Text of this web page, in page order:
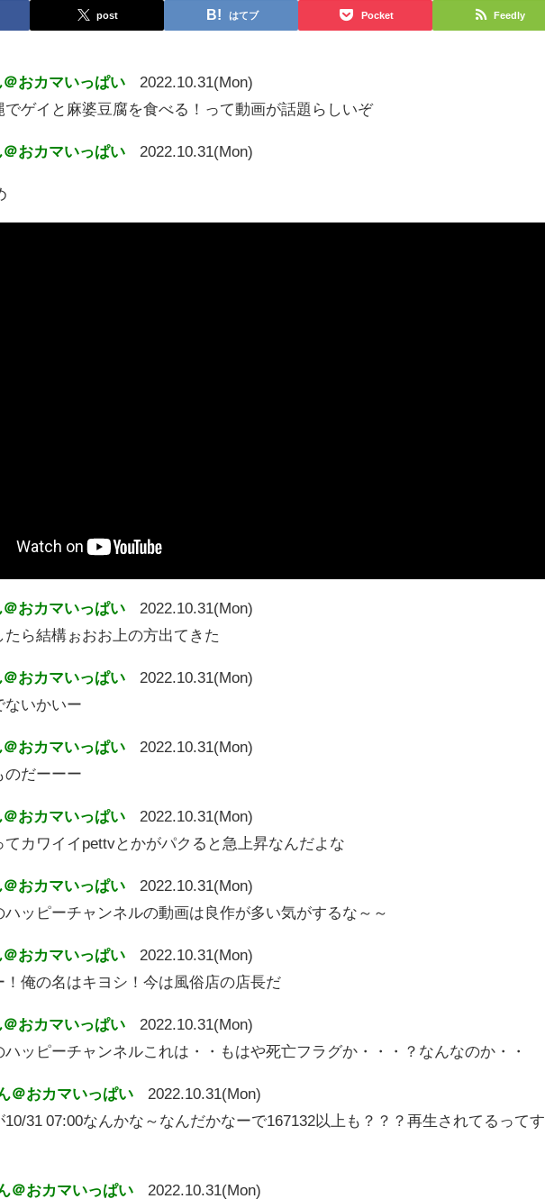
post はてブ Pocket Feedly
おカマいっぱい
2022.10.31(Mon)
でゲイと麻婆豆腐を食べる！って動画が話題らしいぞ
おカマいっぱい 2022.10.31(Mon)
おカマいっぱい
2022.10.31(Mon)
たら結構ぉおお上の方出てきた
おカマいっぱい
2022.10.31(Mon)
ないかいー
おカマいっぱい
2022.10.31(Mon)
のだーーー
おカマいっぱい
2022.10.31(Mon)
てカワイイpettvとかがパクると急上昇なんだよな
おカマいっぱい
2022.10.31(Mon)
ハッピーチャンネルの動画は良作が多い気がするな～～
おカマいっぱい
2022.10.31(Mon)
！俺の名はキヨシ！今は風俗店の店長だ
おカマいっぱい
2022.10.31(Mon)
ハッピーチャンネルこれは・・もはや死亡フラグか・・・？なんなのか・・
＠おカマいっぱい
2022.10.31(Mon)
10/31 07:00なんかな～なんだかなーで167132以上も？？？再生されてるってす
＠おカマいっぱい
2022.10.31(Mon)